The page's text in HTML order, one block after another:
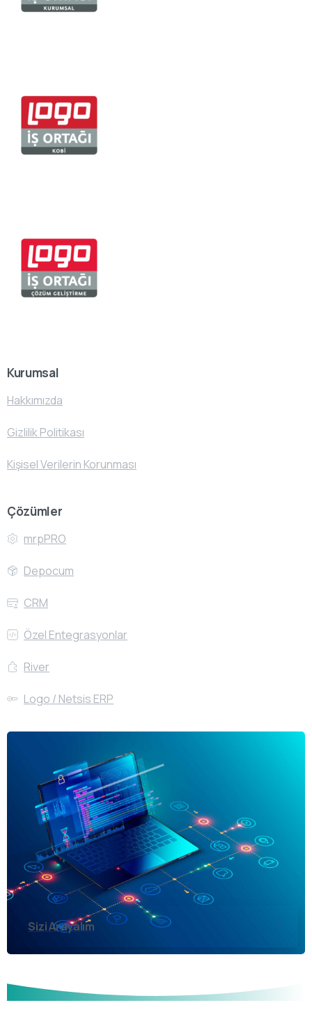
Kurumsal
Hakkımızda
Gizlilik Politikası
Kişisel Verilerin Korunması
Çözümler
mrpPRO
Depocum
CRM
Özel Entegrasyonlar
River
Logo / Netsis ERP
Sizi Arayalım